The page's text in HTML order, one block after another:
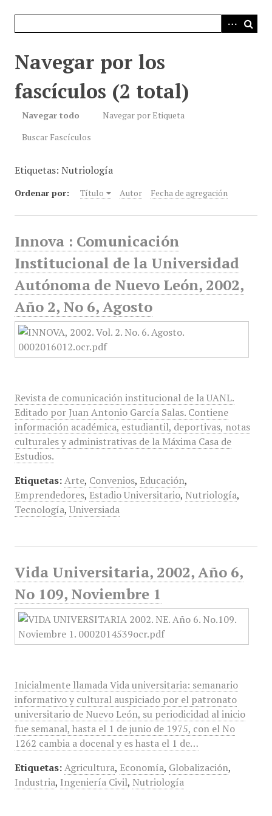
Navegar por los
fascículos (2 total)
Navegar todo
Navegar por Etiqueta
Buscar Fascículos
Etiquetas: Nutriología
Ordenar por: Título Autor Fecha de agregación
Innova : Comunicación
Institucional de la Universidad
Autónoma de Nuevo León, 2002,
Año 2, No 6, Agosto
Revista de comunicación institucional de la UANL.
Editado por Juan Antonio García Salas. Contiene
información académica, estudiantil, deportivas, notas
culturales y administrativas de la Máxima Casa de
Estudios.
Etiquetas: Arte, Convenios, Educación,
Emprendedores, Estadio Universitario, Nutriología,
Tecnología, Universiada
Vida Universitaria, 2002, Año 6,
No 109, Noviembre 1
Inicialmente llamada Vida universitaria: semanario
informativo y cultural auspiciado por el patronato
universitario de Nuevo León, su periodicidad al inicio
fue semanal, hasta el 1 de junio de 1975, con el No
1262 cambia a docenal y es hasta el 1 de…
Etiquetas: Agricultura, Economía, Globalización,
Industria, Ingeniería Civil, Nutriología